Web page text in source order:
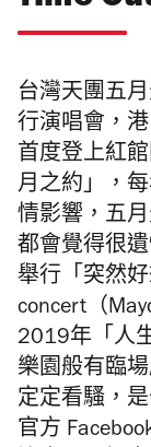
台灣天團五
行演唱會，
首度登上紅
月之約」，
情影響，五
都會覺得很
舉行 「 突然
concert（
2019年 「 人
樂園般有臨
定定看騷，
官方